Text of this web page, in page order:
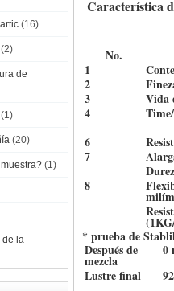
(16)
(2)
de
(1)
(20)
(1)
de la
Característica
No.
1
2
3
Vida
4
6
7
8
* prueba de
Después de
mezcla
0
Lustre final
92